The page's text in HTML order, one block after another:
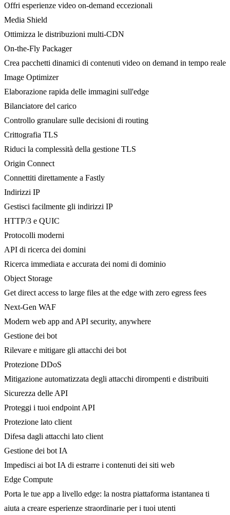
Offri esperienze video on-demand eccezionali
Media Shield
Ottimizza le distribuzioni multi-CDN
On-the-Fly Packager
Crea pacchetti dinamici di contenuti video on demand in tempo reale
Image Optimizer
Elaborazione rapida delle immagini sull'edge
Bilanciatore del carico
Controllo granulare sulle decisioni di routing
Crittografia TLS
Riduci la complessità della gestione TLS
Origin Connect
Connettiti direttamente a Fastly
Indirizzi IP
Gestisci facilmente gli indirizzi IP
HTTP/3 e QUIC
Protocolli moderni
API di ricerca dei domini
Ricerca immediata e accurata dei nomi di dominio
Object Storage
Get direct access to large files at the edge with zero egress fees
Next-Gen WAF
Modern web app and API security, anywhere
Gestione dei bot
Rilevare e mitigare gli attacchi dei bot
Protezione DDoS
Mitigazione automatizzata degli attacchi dirompenti e distribuiti
Sicurezza delle API
Proteggi i tuoi endpoint API
Protezione lato client
Difesa dagli attacchi lato client
Gestione dei bot IA
Impedisci ai bot IA di estrarre i contenuti dei siti web
Edge Compute
Porta le tue app a livello edge: la nostra piattaforma istantanea ti
aiuta a creare esperienze straordinarie per i tuoi utenti